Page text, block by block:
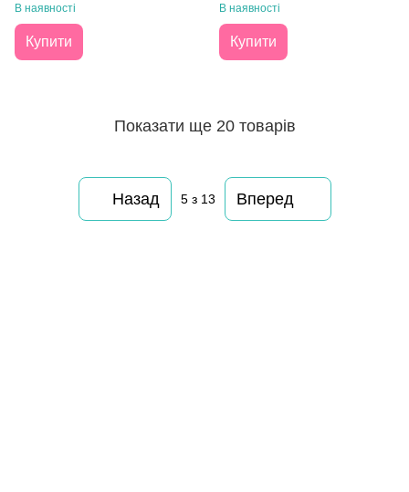
В наявності
Купити
В наявності
Купити
Показати ще 20 товарів
Назад 5з 13 Вперед